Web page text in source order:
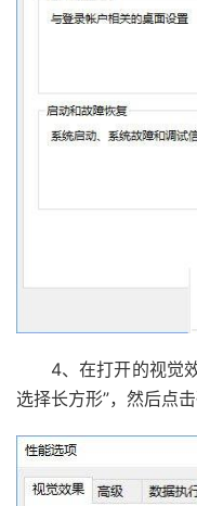
4、在打开的视觉效
选择长方形”，然后点